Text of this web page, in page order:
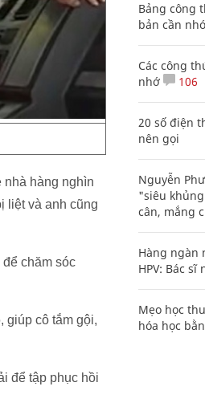
nhà hàng nghìn
liệt và anh cũng
chăm sóc
giúp cô tắm gội,
để tập phục hồi
Bảng công
bản cần
Các công
nhớ
106
20 số điện
nên gọi
Nguyễn
"siêu
cân, mắng
Hàng ngàn
HPV: Bác sĩ
Mẹo học
hóa học